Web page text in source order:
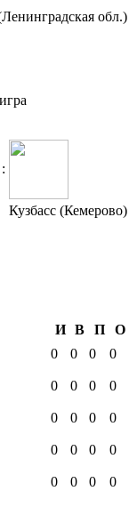
обл.)
:
Кузбасс (Кемерово)
И В П
О
0 0 0 0
0 0 0 0
0 0 0 0
0 0 0 0
0 0 0 0